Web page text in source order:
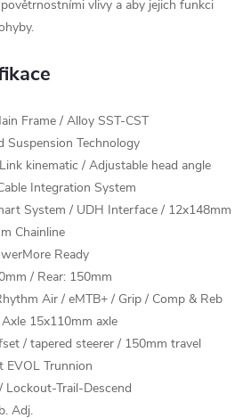
vlivy a aby jejich funkci
Frame / Alloy SST-CST
Suspension Technology
kinematic / Adjustable head angle
Integration System
System / UDH Interface / 12x148mm
Chainline
Ready
/ Rear: 150mm
Air / eMTB+ / Grip / Comp & Reb
15x110mm axle
/ tapered steerer / 150mm travel
EVOL Trunnion
Lockout-Trail-Descend
Adj.